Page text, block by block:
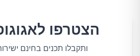
הצטרפו
ותקבלו תכנים בחינם